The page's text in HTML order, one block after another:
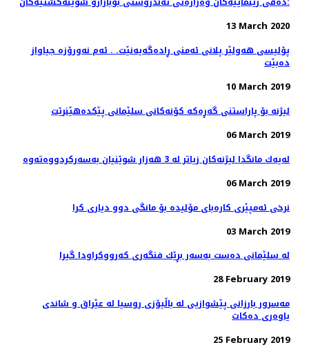
13 March 2020
پۆلیسی هەولێر پلانی ئەمنی ڕادەگەیەنێت. . ئەم نەورۆزە جیاواز
دەبێت
10 March 2019
لیژنە بۆ پاراستنی گەڕەكە كۆنەكانی سلێمانی پێكدەهێنرێت
06 March 2019
06 March 2019
نرخی ئه‌مپێری كاره‌بای مۆلیده‌ بۆ مانگی دوو دیاری كرا
03 March 2019
له‌ سلێمانی ده‌ست به‌سه‌ر بڕێك فنگه‌ری كه‌رووكراودا گیرا
28 February 2019
مه‌سرور بارزانی پێشوازیی لە باڵیۆزی روسیا لە عێراق و شاندی
یاوه‌ری ده‌كات
25 February 2019